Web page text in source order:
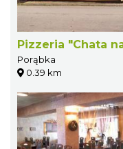
Pizzeria "Chata
Porąbka
0.39 km